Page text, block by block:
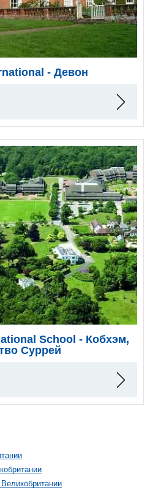
- Девон
School - Кобхэм,
Суррей